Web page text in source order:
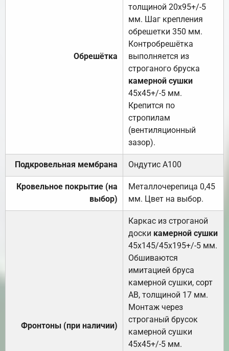
Обрешётка
толщиной 20х95+/-5
мм. Шаг крепления
обрешетки 350 мм.
Контробрешётка
выполняется из
строганого бруска
камерной сушки
45х45+/-5 мм.
Крепится по
стропилам
(вентиляционный
зазор).
Подкровельная мембрана Ондутис А100
Кровельное покрытие (на
выбор)
Металлочерепица 0,45
мм. Цвет на выбор.
Фронтоны (при наличии)
Каркас из строганой
доски камерной сушки
45х145/45х195+/-5 мм.
Обшиваются
имитацией бруса
камерной сушки, сорт
АВ, толщиной 17 мм.
Монтаж через
строганый брусок
камерной сушки
45х45+/-5 мм.